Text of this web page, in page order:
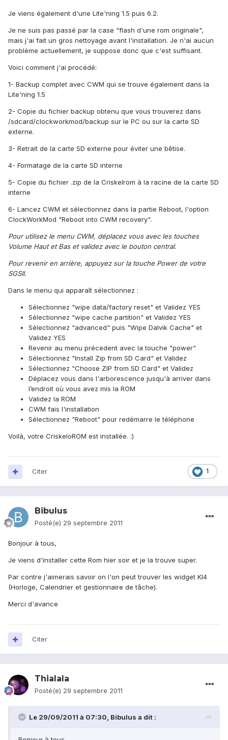
Je viens également d'une Lite'ning 1.5 puis 6.2.
Je ne suis pas passé par la case "flash d'une rom originale",
mais j'ai fait un gros nettoyage avant l'installation. Je n'ai aucun
problème actuellement, je suppose donc que c'est suffisant.
Voici comment j'ai procédé:
1- Backup complet avec CWM qui se trouve également dans la
Lite'ning 1.5
2- Copie du fichier backup obtenu que vous trouverez dans
/sdcard/clockworkmod/backup sur le PC ou sur la carte SD
externe.
3- Retrait de la carte SD externe pour éviter une bêtise.
4- Formatage de la carte SD interne
5- Copie du fichier .zip de la Criskelrom à la racine de la carte SD
interne
6- Lancez CWM et sélectionnez dans la partie Reboot, l'option
ClockWorkMod "Reboot into CWM recovery".
Pour utilisez le menu CWM, déplacez vous avec les touches
Volume Haut et Bas et validez avec le bouton central.
Pour revenir en arrière, appuyez sur la touche Power de votre
SGSII.
Dans le menu qui apparaît sélectionnez :
Sélectionnez "wipe data/factory reset" et Validez YES
Sélectionnez "wipe cache partition" et Validez YES
Sélectionnez "advanced" puis "Wipe Dalvik Cache" et
Validez YES
Revenir au menu précedent avec la touche "power"
Sélectionnez "Install Zip from SD Card" et Validez
Sélectionnez "Choose ZIP from SD Card" et Validez
Déplacez vous dans l'arborescence jusqu'à arriver dans
l’endroit où vous avez mis la ROM
Validez la ROM
CWM fais l'installation
Sélectionnez "Reboot" pour redémarre le téléphone
Voilà, votre CriskeloROM est installée. :)
1
Citer
Bibulus
Posté(e) 29 septembre 2011
Bonjour à tous,
Je viens d'installer cette Rom hier soir et je la trouve super.
Par contre j'aimerais savoir on l'on peut trouver les widget KI4
(Horloge, Calendrier et gestionnaire de tâche).
Merci d'avance
Citer
Thialala
Posté(e) 29 septembre 2011
Le 29/09/2011 à 07:30, Bibulus a dit :